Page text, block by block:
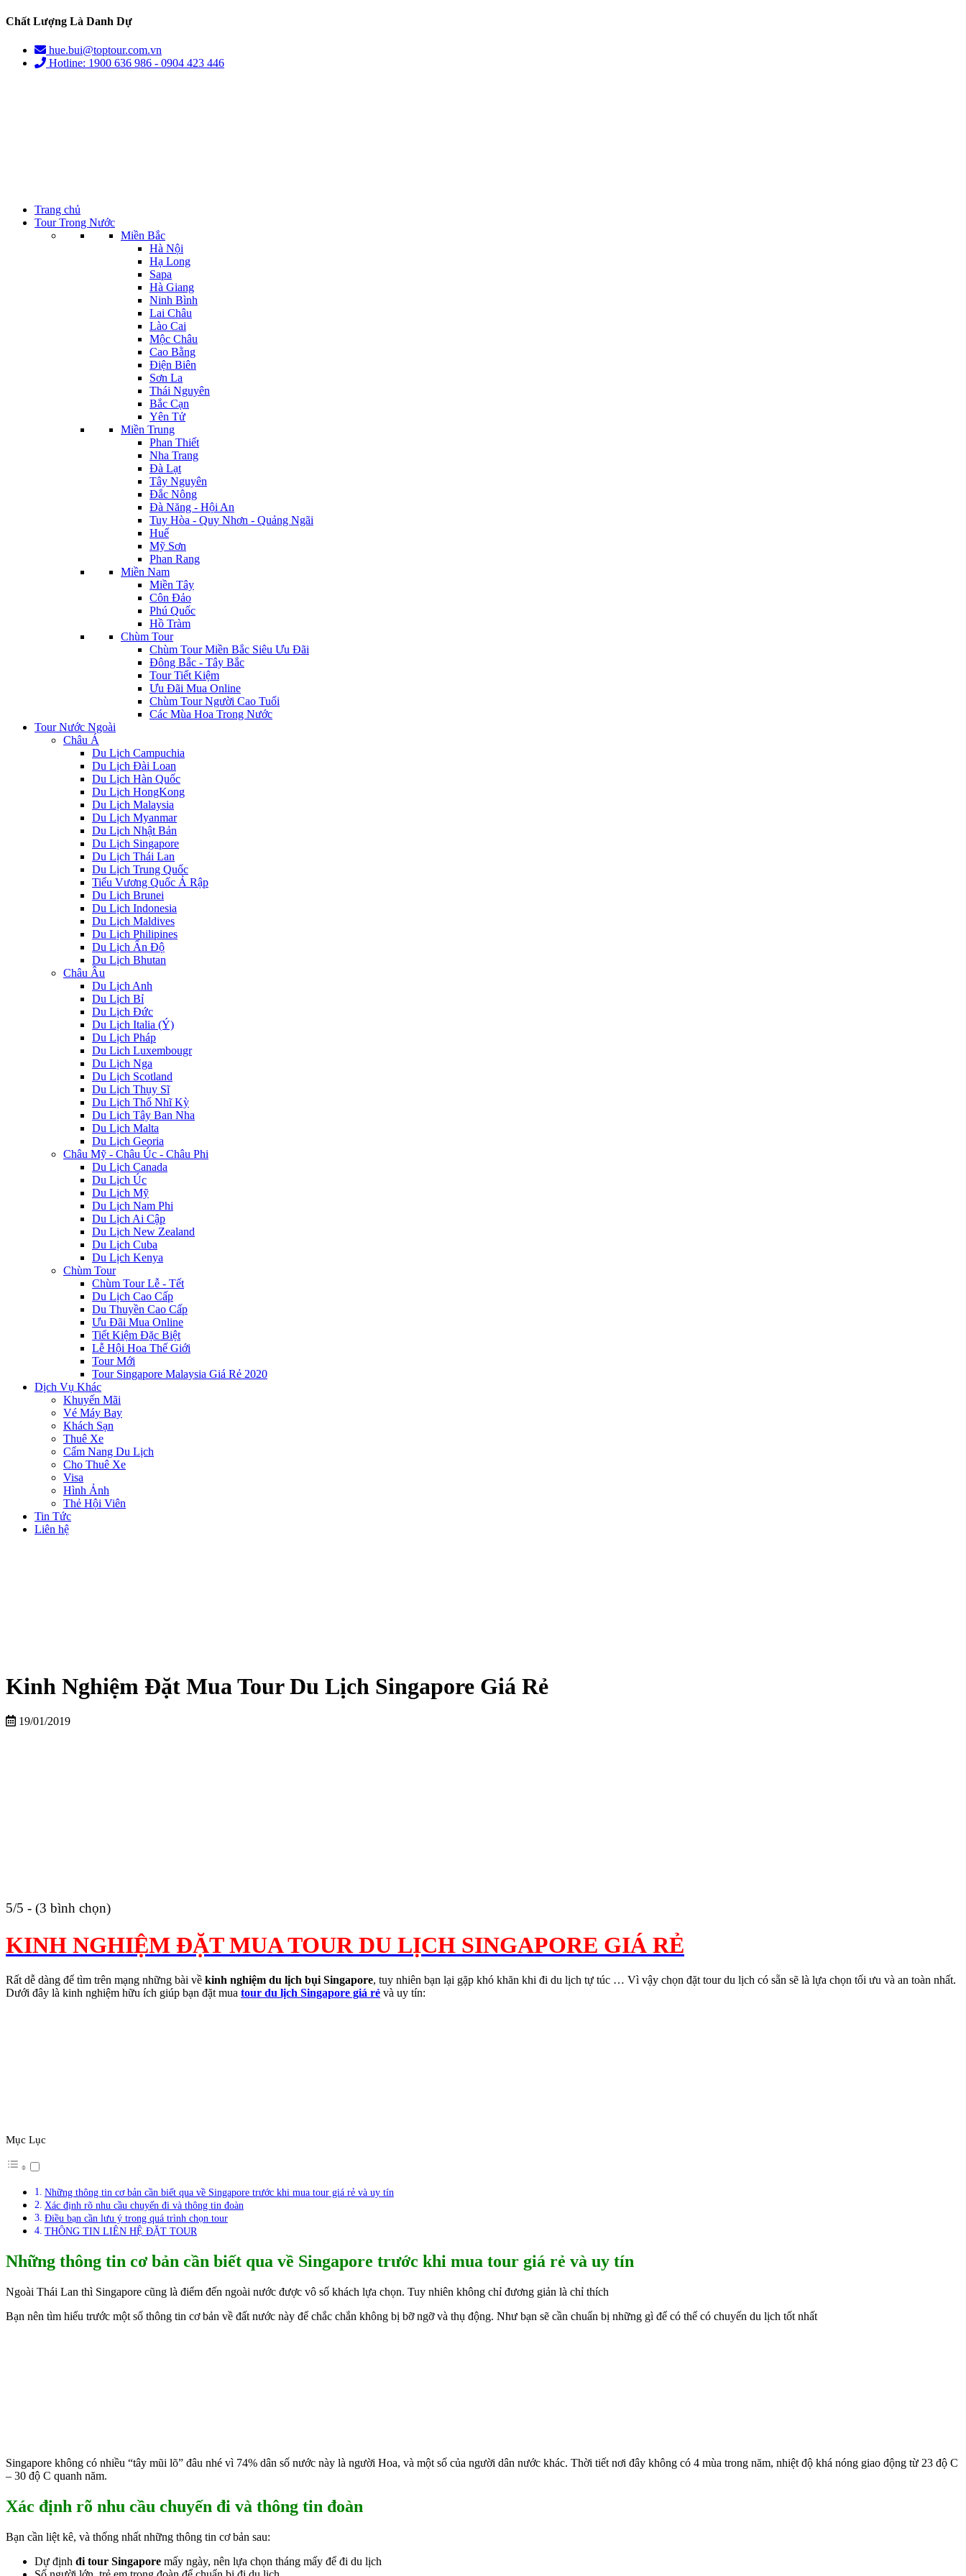
Chất Lượng Là Danh Dự
hue.bui@toptour.com.vn
Hotline: 1900 636 986 - 0904 423 446
Trang chủ
Tour Trong Nước
Miền Bắc
Hà Nội
Hạ Long
Sapa
Hà Giang
Ninh Bình
Lai Châu
Lào Cai
Mộc Châu
Cao Bằng
Điện Biên
Sơn La
Thái Nguyên
Bắc Cạn
Yên Tử
Miền Trung
Phan Thiết
Nha Trang
Đà Lạt
Tây Nguyên
Đắc Nông
Đà Năng - Hội An
Tuy Hòa - Quy Nhơn - Quảng Ngãi
Huế
Mỹ Sơn
Phan Rang
Miền Nam
Miền Tây
Côn Đảo
Phú Quốc
Hồ Tràm
Chùm Tour
Chùm Tour Miền Bắc Siêu Ưu Đãi
Đông Bắc - Tây Bắc
Tour Tiết Kiệm
Ưu Đãi Mua Online
Chùm Tour Người Cao Tuổi
Các Mùa Hoa Trong Nước
Tour Nước Ngoài
Châu Á
Du Lịch Campuchia
Du Lịch Đài Loan
Du Lịch Hàn Quốc
Du Lịch HongKong
Du Lịch Malaysia
Du Lịch Myanmar
Du Lịch Nhật Bản
Du Lịch Singapore
Du Lịch Thái Lan
Du Lịch Trung Quốc
Tiểu Vương Quốc Ả Rập
Du Lịch Brunei
Du Lịch Indonesia
Du Lịch Maldives
Du Lịch Philipines
Du Lịch Ấn Độ
Du Lịch Bhutan
Châu Âu
Du Lịch Anh
Du Lịch Bỉ
Du Lịch Đức
Du Lịch Italia (Ý)
Du Lịch Pháp
Du Lich Luxembougr
Du Lịch Nga
Du Lịch Scotland
Du Lịch Thụy Sĩ
Du Lịch Thổ Nhĩ Kỳ
Du Lịch Tây Ban Nha
Du Lịch Malta
Du Lịch Georia
Châu Mỹ - Châu Úc - Châu Phi
Du Lịch Canada
Du Lịch Úc
Du Lịch Mỹ
Du Lịch Nam Phi
Du Lịch Ai Cập
Du Lịch New Zealand
Du Lịch Cuba
Du Lịch Kenya
Chùm Tour
Chùm Tour Lễ - Tết
Du Lịch Cao Cấp
Du Thuyền Cao Cấp
Ưu Đãi Mua Online
Tiết Kiệm Đặc Biệt
Lễ Hội Hoa Thế Giới
Tour Mới
Tour Singapore Malaysia Giá Rẻ 2020
Dịch Vụ Khác
Khuyến Mãi
Vé Máy Bay
Khách Sạn
Thuê Xe
Cẩm Nang Du Lịch
Cho Thuê Xe
Visa
Hình Ảnh
Thẻ Hội Viên
Tin Tức
Liên hệ
Kinh Nghiệm Đặt Mua Tour Du Lịch Singapore Giá Rẻ
19/01/2019
5/5 - (3 bình chọn)
KINH NGHIỆM ĐẶT MUA TOUR DU LỊCH SINGAPORE GIÁ RẺ
Rất dễ dàng để tìm trên mạng những bài về kinh nghiệm du lịch bụi Singapore, tuy nhiên bạn lại gặp khó khăn khi đi du lịch tự túc … Vì vậy chọn đặt tour du lịch có sẵn sẽ là lựa chọn tối ưu và an toàn nhất.
Dưới đây là kinh nghiệm hữu ích giúp bạn đặt mua tour du lịch Singapore giá rẻ và uy tín:
Mục Lục
Những thông tin cơ bản cần biết qua về Singapore trước khi mua tour giá rẻ và uy tín
Xác định rõ nhu cầu chuyến đi và thông tin đoàn
Điều bạn cần lưu ý trong quá trình chọn tour
THÔNG TIN LIÊN HỆ ĐẶT TOUR
Những thông tin cơ bản cần biết qua về Singapore trước khi mua tour giá rẻ và uy tín
Ngoài Thái Lan thì Singapore cũng là điểm đến ngoài nước được vô số khách lựa chọn. Tuy nhiên không chỉ đương giản là chỉ thích
Bạn nên tìm hiểu trước một số thông tin cơ bản về đất nước này để chắc chắn không bị bỡ ngỡ và thụ động. Như bạn sẽ cần chuẩn bị những gì để có thể có chuyến du lịch tốt nhất
Singapore không có nhiều “tây mũi lõ” đâu nhé vì 74% dân số nước này là người Hoa, và một số của người dân nước khác. Thời tiết nơi đây không có 4 mùa trong năm, nhiệt độ khá nóng giao động từ 23 độ C
– 30 độ C quanh năm.
Xác định rõ nhu cầu chuyến đi và thông tin đoàn
Bạn cần liệt kê, và thống nhất những thông tin cơ bản sau:
Dự định đi tour Singapore mấy ngày, nên lựa chọn tháng mấy để đi du lịch